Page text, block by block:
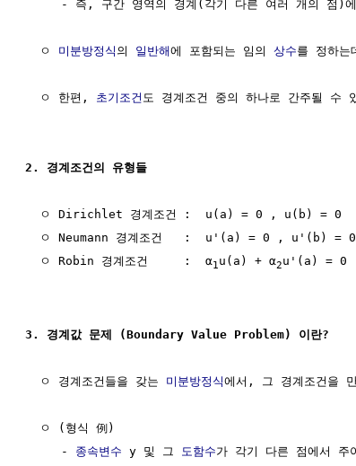
- 즉, 구간 영역의 경계(각기 다른 여러 개의 점)
  ㅇ
미분방정식 의 일반해에 포함되는 임의 상수를 정하는
  ㅇ 한편,
초기조건 도 경계조건 중의 하나로 간주될 수
2. 경계조건의 유형들
  ㅇ Dirichlet 경계조건 :  u(a) = 0 , u(b) = 0
  ㅇ Neumann 경계조건   :  u'(a) = 0 , u'(b) = 0
  ㅇ Robin 경계조건     :  α
1 u(a) + α2u'(a) = 0
3. 경계값 문제 (Boundary Value Problem) 이란?
  ㅇ 경계조건들을 갖는
미분방정식에서, 그 경계조건을
  ㅇ (형식 例)
     -
종속변수 y 및 그 도함수가 각기 다른 점에서 주